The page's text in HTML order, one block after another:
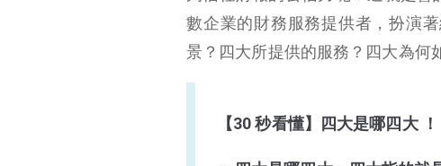
數企業的財務服務提供者，扮演
景？四大所提供的服務？四大為何
【30 秒看懂】四大是哪四大 ！